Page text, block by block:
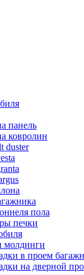
панель
ковролин
duster
пола
печки
молдинги
в проем
на дверной